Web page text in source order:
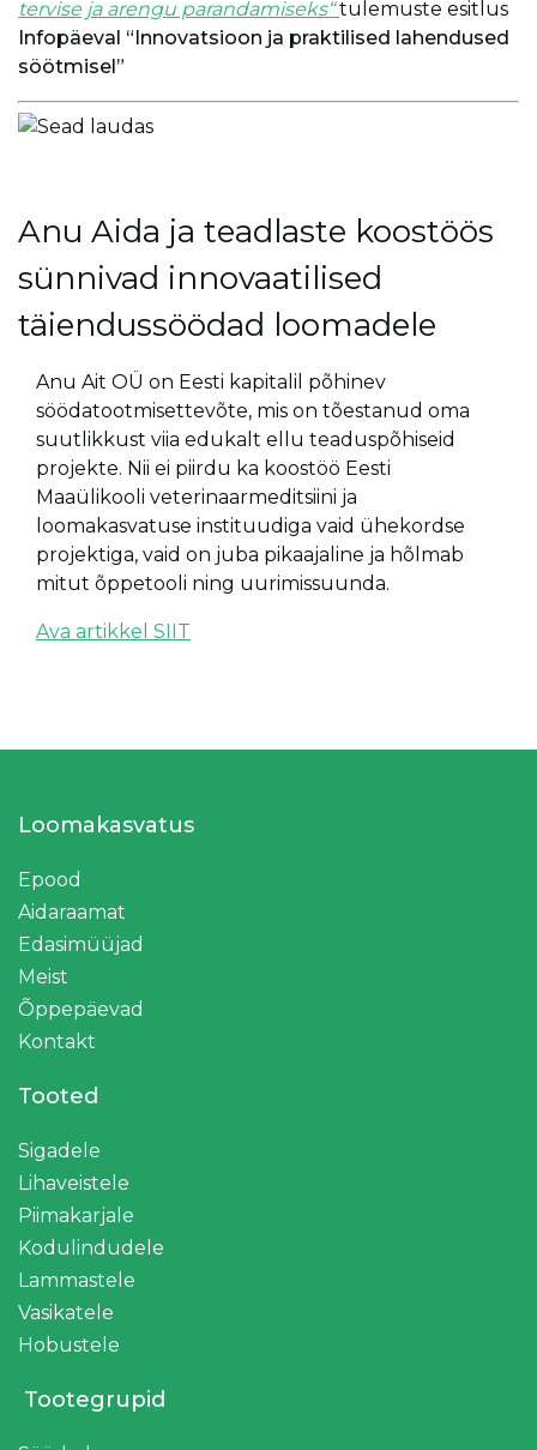
tervise ja arengu parandamiseks“ tulemuste esitlus
Infopäeval “Innovatsioon ja praktilised lahendused
söötmisel”
Anu Aida ja teadlaste koostöös
sünnivad innovaatilised
täiendussöödad loomadele
Anu Ait OÜ on Eesti kapitalil põhinev
söödatootmisettevõte, mis on tõestanud oma
suutlikkust viia edukalt ellu teaduspõhiseid
projekte. Nii ei piirdu ka koostöö Eesti
Maaülikooli veterinaarmeditsiini ja
loomakasvatuse instituudiga vaid ühekordse
projektiga, vaid on juba pikaajaline ja hõlmab
mitut õppetooli ning uurimissuunda.
Ava artikkel SIIT
Loomakasvatus
Epood
Aidaraamat
Edasimüüjad
Meist
Õppepäevad
Kontakt
Tooted
Sigadele
Lihaveistele
Piimakarjale
Kodulindudele
Lammastele
Vasikatele
Hobustele
Tootegrupid